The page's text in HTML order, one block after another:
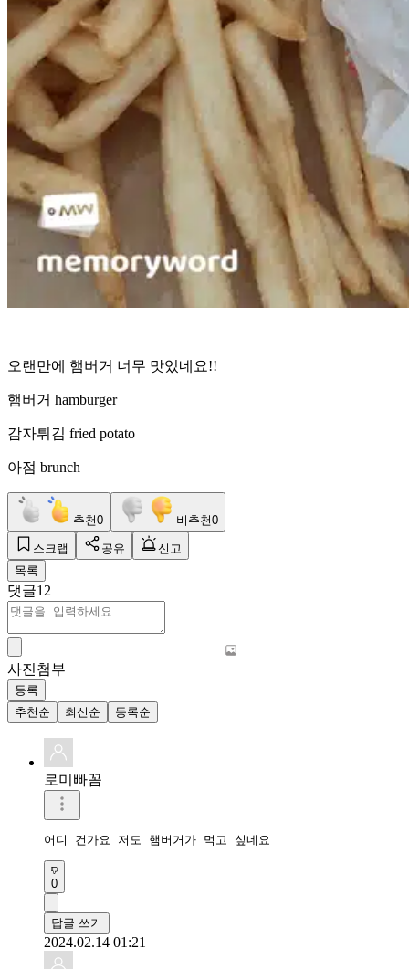
오랜만에 햄버거 너무 맛있네요!!
햄버거 hamburger
감자튀김 fried potato
아점 brunch
추천0 비추천0
스크랩 공유
신고
목록
댓글12
사진첨부
등록
추천순
최신순 등록순
로미빠꼼
어디 건가요 저도 햄버거가 먹고 싶네요
0
답글 쓰기
2024.02.14 01:21